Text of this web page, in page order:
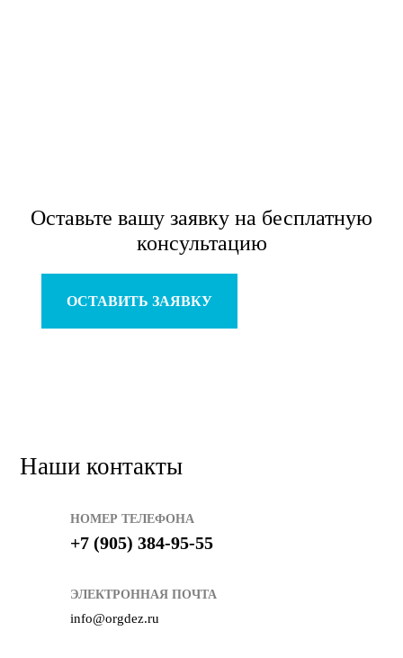
Оставьте вашу заявку на бесплатную
консультацию
ОСТАВИТЬ ЗАЯВКУ
Наши контакты
НОМЕР ТЕЛЕФОНА
+7 (905) 384-95-55
ЭЛЕКТРОННАЯ ПОЧТА
info@orgdez.ru